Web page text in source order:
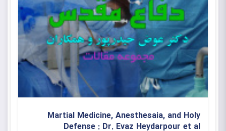
مجموعه مقالات
دکتر عوض حیدرپور شهرضایی و همکاران
Martial Medicine, Anesthesaia, and Holy
Defense : Dr. Evaz Heydarpour et al